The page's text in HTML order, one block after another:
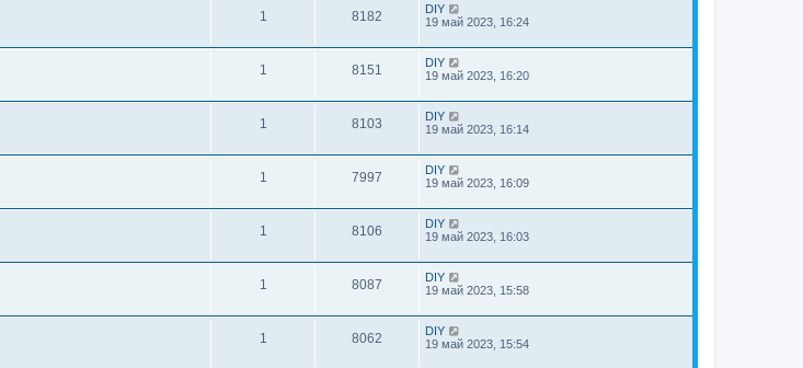
1 8182
DIY
19 май 2023, 16:24
1 8151
DIY
19 май 2023, 16:20
1 8103
DIY
19 май 2023, 16:14
1 7997
DIY
19 май 2023, 16:09
1 8106
DIY
19 май 2023, 16:03
1 8087
DIY
19 май 2023, 15:58
1 8062
DIY
19 май 2023, 15:54